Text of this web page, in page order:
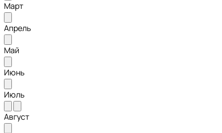
Март
Апрель
Май
Июнь
Июль
Август